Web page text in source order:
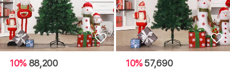
10% 88,200 10%57,690